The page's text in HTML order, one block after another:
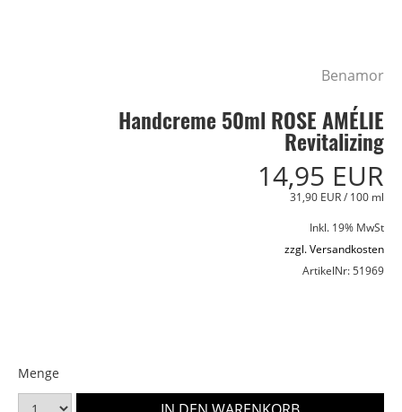
Benamor
Handcreme 50ml ROSE AMÉLIE
Revitalizing
14,95 EUR
31,90 EUR / 100 ml
Inkl. 19% MwSt
zzgl. Versandkosten
ArtikelNr: 51969
Menge